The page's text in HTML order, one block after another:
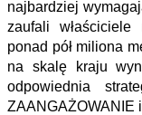
najbardziej
zaufali właściciele
ponad pół miliona
na skalę kraju
odpowiednia
ZAANGAŻOWANIE